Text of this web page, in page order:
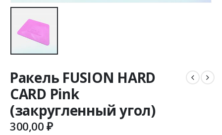
Ракель FUSION HARD
CARD Pink
(закругленный угол)
300,00₽